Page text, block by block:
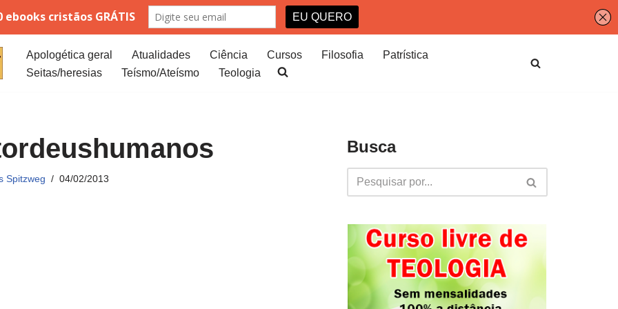
Apologética geral Atualidades Ciência Cursos Filosofia
Patrística
Seitas/heresias
Teísmo/Ateísmo Teologia
Spitzweg 04/02/2013
Busca